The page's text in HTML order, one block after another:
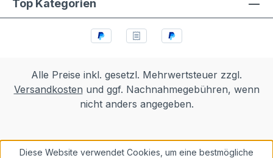
Top Kategorien
Alle Preise inkl. gesetzl. Mehrwertsteuer zzgl.
Versandkosten und ggf. Nachnahmegebühren, wenn
nicht anders angegeben.
Diese Website verwendet Cookies, um eine bestmögliche